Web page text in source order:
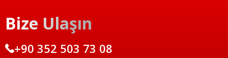
Bize Ulaşın
+90 352 503 73 08